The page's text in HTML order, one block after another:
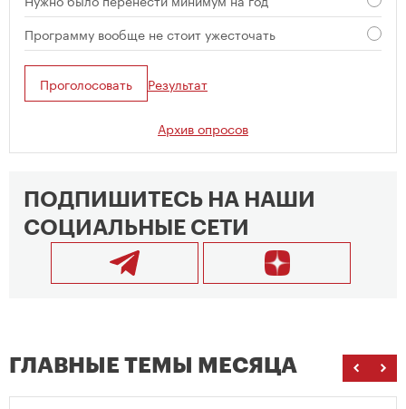
Программу вообще не стоит ужесточать
Проголосовать Результат
Архив опросов
ПОДПИШИТЕСЬ НА НАШИ
СОЦИАЛЬНЫЕ СЕТИ
ГЛАВНЫЕ ТЕМЫ МЕСЯЦА